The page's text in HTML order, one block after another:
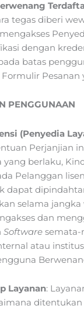
tegas diberi
dengan
batas
Pesanan
PENGGUNAAN
(Penyedia
Perjanjian
yang berlaku,
Pelanggan
dapat
selama
dan
Software
atau
Layanan: